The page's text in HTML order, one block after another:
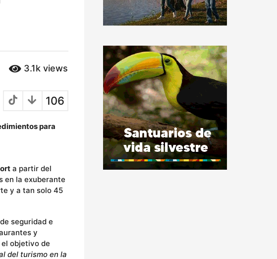
3.1k views
106
para
a partir del
en la exuberante
y a tan solo 45
seguridad e
y
objetivo de
del turismo en la